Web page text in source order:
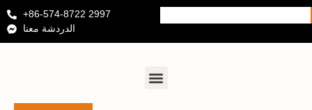
+86-574-8722 2997
الدردشة معنا